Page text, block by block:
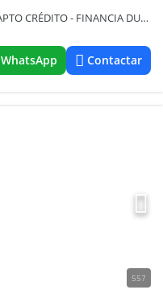
Depto 2 ambientes en LANÚS OESTE - APTO CRÉDITO - FINANCIA DUEÑO - IDEAL PARA INVERSIÓN
WhatsApp Contactar
557